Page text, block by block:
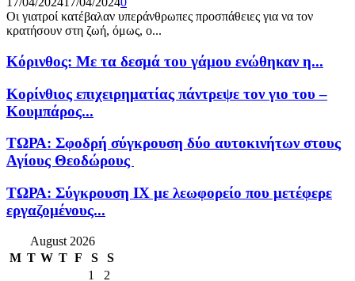
Οι γιατροί κατέβαλαν υπεράνθρωπες προσπάθειες για να τον
κρατήσουν στη ζωή, όμως, ο...
Κόρινθος: Με τα δεσμά του γάμου ενώθηκαν η...
Κορίνθιος επιχειρηματίας πάντρεψε τον γιο του –
Κουμπάρος...
ΤΩΡΑ: Σφοδρή σύγκρουση δύο αυτοκινήτων στους
Αγίους Θεοδώρους
ΤΩΡΑ: Σύγκρουση ΙΧ με λεωφορείο που μετέφερε
εργαζομένους...
August 2026
M T W T F S
S
1
2